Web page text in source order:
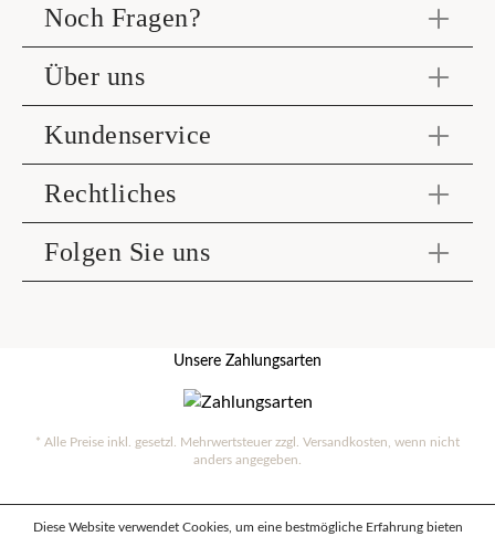
Noch Fragen?
Über uns
Kundenservice
Rechtliches
Folgen Sie uns
Unsere Zahlungsarten
* Alle Preise inkl. gesetzl. Mehrwertsteuer zzgl. Versandkosten , wenn nicht
anders angegeben.
Diese Website verwendet Cookies, um eine bestmögliche Erfahrung bieten